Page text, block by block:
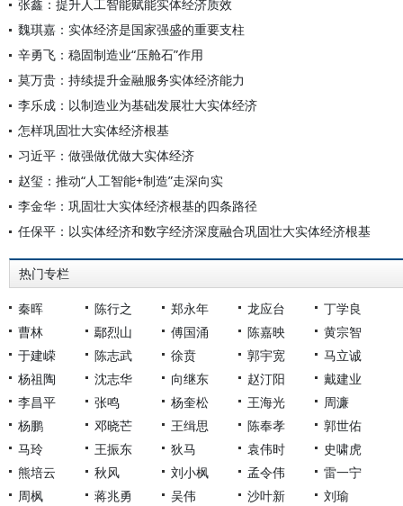
张鑫：提升人工智能赋能实体经济质效
魏琪嘉：实体经济是国家强盛的重要支柱
辛勇飞：稳固制造业“压舱石”作用
莫万贵：持续提升金融服务实体经济能力
李乐成：以制造业为基础发展壮大实体经济
怎样巩固壮大实体经济根基
习近平：做强做优做大实体经济
赵玺：推动“人工智能+制造”走深向实
李金华：巩固壮大实体经济根基的四条路径
任保平：以实体经济和数字经济深度融合巩固壮大实体经济根基
热门专栏
秦晖 陈行之 郑永年 龙应台
丁学良
曹林
鄢烈山 傅国涌 陈嘉映
黄宗智
于建嵘
陈志武 徐贲 郭宇宽
马立诚
杨祖陶
沈志华 向继东 赵汀阳
戴建业
李昌平
张鸣 杨奎松 王海光
周濂
杨鹏
邓晓芒 王缉思 陈奉孝
郭世佑
马玲
王振东 狄马 袁伟时
史啸虎
熊培云
秋风 刘小枫 孟令伟
雷一宁
周枫
蒋兆勇 吴伟 沙叶新 刘瑜